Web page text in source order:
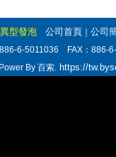
型發泡 公司首頁 公司
6-5011036 FAX：886-
By 百索. https://